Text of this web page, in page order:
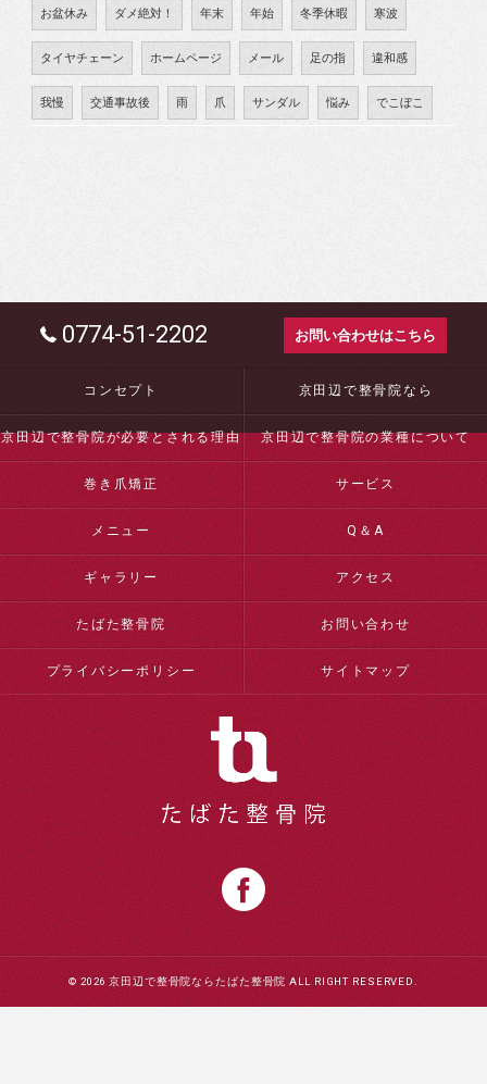
お盆休み ダメ絶対！ 年末 年始 冬季休暇 寒波
タイヤチェーン ホームページ メール 足の指 違和感
我慢 交通事故後 雨 爪 サンダル 悩み でこぼこ
0774-51-2202 お問い合わせはこちら
コンセプト 京田辺で整骨院なら
京田辺で整骨院が必要とされる理由 京田辺で整骨院の業種について
巻き爪矯正 サービス
メニュー Q＆A
ギャラリー アクセス
たばた整骨院 お問い合わせ
プライバシーポリシー サイトマップ
© 2026 京田辺で整骨院ならたばた整骨院 ALL RIGHT RESERVED.